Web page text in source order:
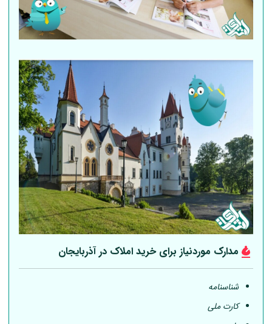
مدارک موردنیاز برای خرید املاک در آذربایجان
شناسنامه
کارت ملی